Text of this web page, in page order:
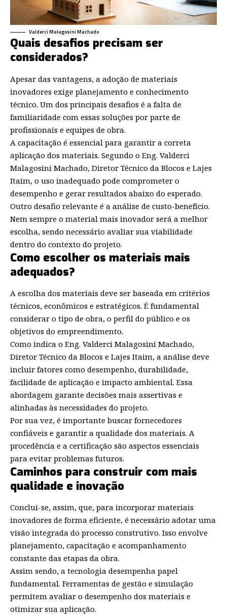
Valderci Malagosini Machado
Quais desafios precisam ser
considerados?
Apesar das vantagens, a adoção de materiais
inovadores exige planejamento e conhecimento
técnico. Um dos principais desafios é a falta de
familiaridade com essas soluções por parte de
profissionais e equipes de obra.
A capacitação é essencial para garantir a correta
aplicação dos materiais. Segundo o Eng. Valderci
Malagosini Machado, Diretor Técnico da Blocos e Lajes
Itaim, o uso inadequado pode comprometer o
desempenho e gerar resultados abaixo do esperado.
Outro desafio relevante é a análise de custo-benefício.
Nem sempre o material mais inovador será a melhor
escolha, sendo necessário avaliar sua viabilidade
dentro do contexto do projeto.
Como escolher os materiais mais
adequados?
A escolha dos materiais deve ser baseada em critérios
técnicos, econômicos e estratégicos. É fundamental
considerar o tipo de obra, o perfil do público e os
objetivos do empreendimento.
Como indica o Eng. Valderci Malagosini Machado,
Diretor Técnico da Blocos e Lajes Itaim, a análise deve
incluir fatores como desempenho, durabilidade,
facilidade de aplicação e impacto ambiental. Essa
abordagem garante decisões mais assertivas e
alinhadas às necessidades do projeto.
Por sua vez, é importante buscar fornecedores
confiáveis e garantir a qualidade dos materiais. A
procedência e a certificação são aspectos essenciais
para evitar problemas futuros.
Caminhos para construir com mais
qualidade e inovação
Conclui-se, assim, que, para incorporar materiais
inovadores de forma eficiente, é necessário adotar uma
visão integrada do processo construtivo. Isso envolve
planejamento, capacitação e acompanhamento
constante das etapas da obra.
Assim sendo, a tecnologia desempenha papel
fundamental. Ferramentas de gestão e simulação
permitem avaliar o desempenho dos materiais e
otimizar sua aplicação.